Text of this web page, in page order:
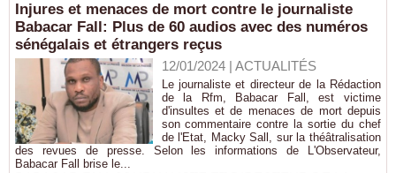
Injures et menaces de mort contre le journaliste
Babacar Fall: Plus de 60 audios avec des numéros
sénégalais et étrangers reçus
12/01/2024| ACTUALITÉS
Le journaliste et directeur de la Rédaction
de la Rfm, Babacar Fall, est victime
d'insultes et de menaces de mort depuis
son commentaire contre la sortie du chef
de l'Etat, Macky Sall, sur la théâtralisation
des revues de presse. Selon les informations de L'Observateur,
Babacar Fall brise le...